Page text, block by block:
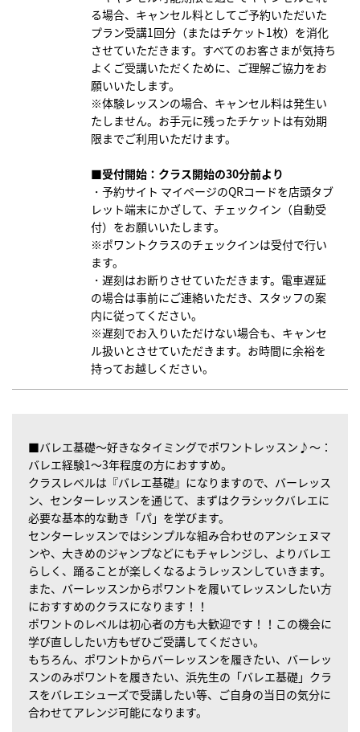
る場合、 キャンセル料としてご予約いただいた
プラン受講1回分（またはチケット1枚）を消化
させていただきます。すべてのお客さまが気持ち
よくご受講いただくために、ご理解ご協力をお
願いいたします。
※体験レッスンの場合、キャンセル料は発生い
たしません。お手元に残ったチケットは有効期
限までご利用いただけます。
■受付開始：クラス開始の30分前より
・予約サイト マイページのQRコードを店頭タブ
レット端末にかざして、チェックイン（自動受
付）をお願いいたします。
※ポワントクラスのチェックインは受付で行い
ます。
・遅刻はお断りさせていただきます。電車遅延
の場合は事前にご連絡いただき、スタッフの案
内に従ってください。
※遅刻でお入りいただけない場合も、キャンセ
ル扱いとさせていただきます。お時間に余裕を
持ってお越しください。
■バレエ基礎～好きなタイミングでポワントレッスン♪～：
バレエ経験1～3年程度の方におすすめ。
クラスレベルは『バレエ基礎』になりますので、バーレッス
ン、センターレッスンを通じて、まずはクラシックバレエに
必要な基本的な動き「パ」を学びます。
センターレッスンではシンプルな組み合わせのアンシェヌマ
ンや、大きめのジャンプなどにもチャレンジし、よりバレエ
らしく、踊ることが楽しくなるようレッスンしていきます。
また、バーレッスンからポワントを履いてレッスンしたい方
におすすめのクラスになります！！
ポワントのレベルは初心者の方も大歓迎です！！この機会に
学び直ししたい方もぜひご受講してください。
もちろん、ポワントからバーレッスンを履きたい、バーレッ
スンのみポワントを履きたい、浜先生の「バレエ基礎」クラ
スをバレエシューズで受講したい等、ご自身の当日の気分に
合わせてアレンジ可能になります。